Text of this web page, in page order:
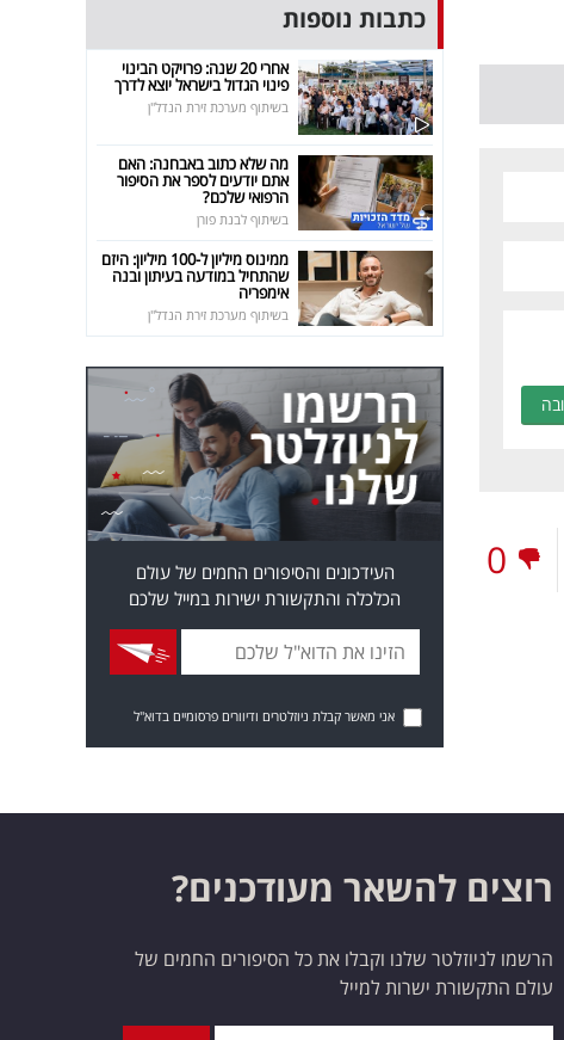
0
כתבות נוספות
אחרי 20 שנה: פרויקט הבינוי
פינוי הגדול בישראל יוצא לדרך
בשיתוף מערכת זירת הנדל"ן
מה שלא כתוב באבחנה: האם
אתם יודעים לספר את הסיפור
הרפואי שלכם?
בשיתוף לבנת פורן
ממינוס מיליון ל-100 מיליון: היזם
שהתחיל במודעה בעיתון ובנה
אימפריה
בשיתוף מערכת זירת הנדל"ן
העידכונים והסיפורים החמים של עולם
הכלכלה והתקשורת ישירות במייל שלכם
אני מאשר קבלת ניוזלטרים ודיוורים פרסומיים בדוא"ל
רוצים להשאר מעודכנים?
הרשמו לניוזלטר שלנו וקבלו את כל הסיפורים החמים של
עולם התקשורת ישרות למייל